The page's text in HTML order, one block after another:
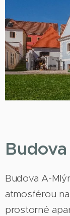
Budova A-
atmosférou
prostorné